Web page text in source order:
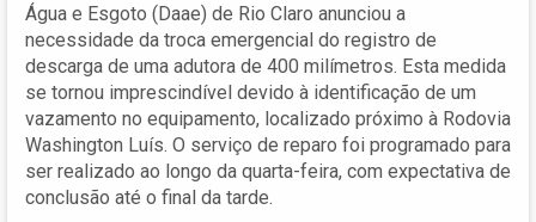
Água e Esgoto (Daae) de Rio Claro anunciou a
necessidade da troca emergencial do registro de
descarga de uma adutora de 400 milímetros. Esta medida
se tornou imprescindível devido à identificação de um
vazamento no equipamento, localizado próximo à Rodovia
Washington Luís. O serviço de reparo foi programado para
ser realizado ao longo da quarta-feira, com expectativa de
conclusão até o final da tarde.